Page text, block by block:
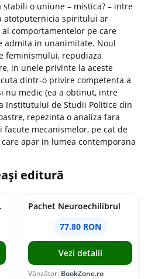
o uniune – mistica? – intre
atotputernicia spiritului ar
comportamentelor pe care
admita in unanimitate. Noul
feminismului, repudiaza
in unele privinte la aceste
dintr-o privire competenta a
nu medic (ea a obtinut, intre
Institutului de Studii Politice din
repezinta o analiza fara
mecanismelor, pe cat de
apar in lumea contemporana
editură
creier
Pachet Neuroechilibrul
77.80 RON
Vezi detalii
Vânzător: BookZone.ro